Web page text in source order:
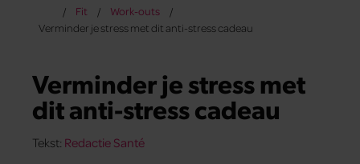
Fit
Work-outs
Verminder je stress met dit anti-stress cadeau
Verminder je stress met
dit anti-stress cadeau
Tekst: Redactie Santé